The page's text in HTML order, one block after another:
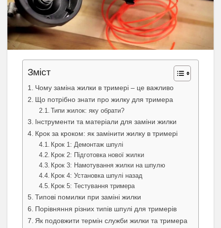
Зміст
Чому заміна жилки в тримері – це важливо
Що потрібно знати про жилку для тримера
Типи жилок: яку обрати?
Інструменти та матеріали для заміни жилки
Крок за кроком: як замінити жилку в тримері
Крок 1: Демонтаж шпулі
Крок 2: Підготовка нової жилки
Крок 3: Намотування жилки на шпулю
Крок 4: Установка шпулі назад
Крок 5: Тестування тримера
Типові помилки при заміні жилки
Порівняння різних типів шпулі для тримерів
Як подовжити термін служби жилки та тримера